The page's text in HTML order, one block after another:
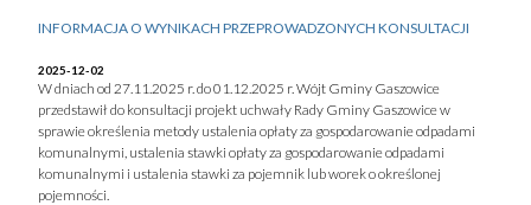
INFORMACJA O WYNIKACH PRZEPROWADZONYCH KONSULTACJI
2025-12-02
W dniach od 27.11.2025 r. do 01.12.2025 r. Wójt Gminy Gaszowice
przedstawił do konsultacji projekt uchwały Rady Gminy Gaszowice w
sprawie określenia metody ustalenia opłaty za gospodarowanie odpadami
komunalnymi, ustalenia stawki opłaty za gospodarowanie odpadami
komunalnymi i ustalenia stawki za pojemnik lub worek o określonej
pojemności.